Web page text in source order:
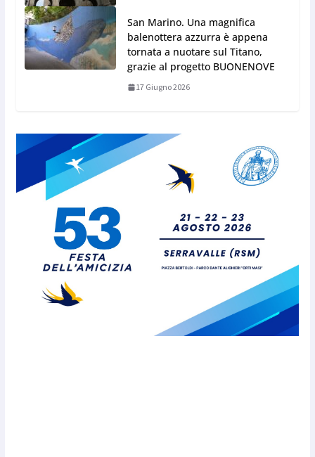
San Marino. Una magnifica
balenottera azzurra è appena
tornata a nuotare sul Titano,
grazie al progetto BUONENOVE
17 Giugno 2026